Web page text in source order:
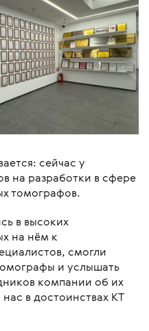
сейчас у
на разработки в сфере
томографов.
в высоких
на нём к
смогли
и услышать
компании об их
в достоинствах КТ